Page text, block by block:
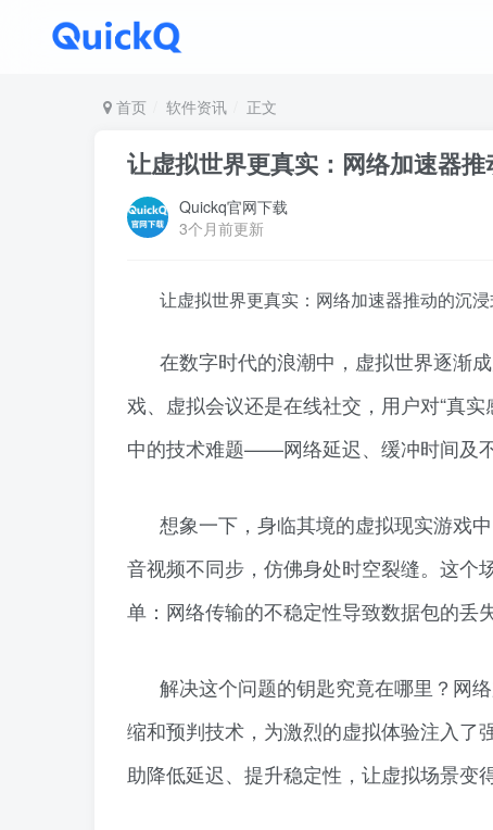
首页 软件资讯 正文
让虚拟世界更真实：网络加速器
Quickq官网下载
3个月前更新
让虚拟世界更真实：网络加速器推动的沉
在数字时代的浪潮中，虚拟世界逐渐
戏、虚拟会议还是在线社交，用户对“真
中的技术难题——网络延迟、缓冲时间及
想象一下，身临其境的虚拟现实游戏
音视频不同步，仿佛身处时空裂缝。这个
单：网络传输的不稳定性导致数据包的丢
解决这个问题的钥匙究竟在哪里？网
缩和预判技术，为激烈的虚拟体验注入了
助降低延迟、提升稳定性，让虚拟场景变